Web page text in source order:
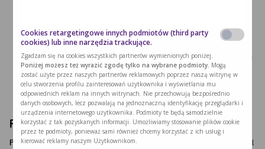
PRZYGOTOWANIE
Przygotowanie i sposób użycia:Zawartość jednej saszetki dodać do 100 ml
Cookies retargetingowe innych podmiotów (third party
cookies) lub inne narzędzia trackujące.
Zgadzam się na cookies wszystkich partnerów wymienionych poniżej.
Poniżej możesz też wyrazić zgodę tylko na wybrane podmioty. Mogą
zostać użyte przez naszych partnerów reklamowych poprzez naszą witrynę w
celu stworzenia profilu zainteresowań użytkownika i wyświetlania mu
odpowiednich reklam na innych witrynach. Nie przechowują bezpośrednio
danych osobowych, lecz pozwalają na jednoznaczną identyfikację przeglądarki i
urządzenia internetowego użytkownika. Podmioty te będą samodzielnie
korzystać z tak pozyskanych informacji. Umożliwiamy stosowanie plików cookie
przez te podmioty, ponieważ sami również chcemy korzystać z ich usług i
kierować reklamy naszym Użytkownikom.